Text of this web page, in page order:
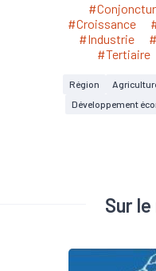
#Croissance
#Industrie
#Tertiaire
Région
Développement
Sur